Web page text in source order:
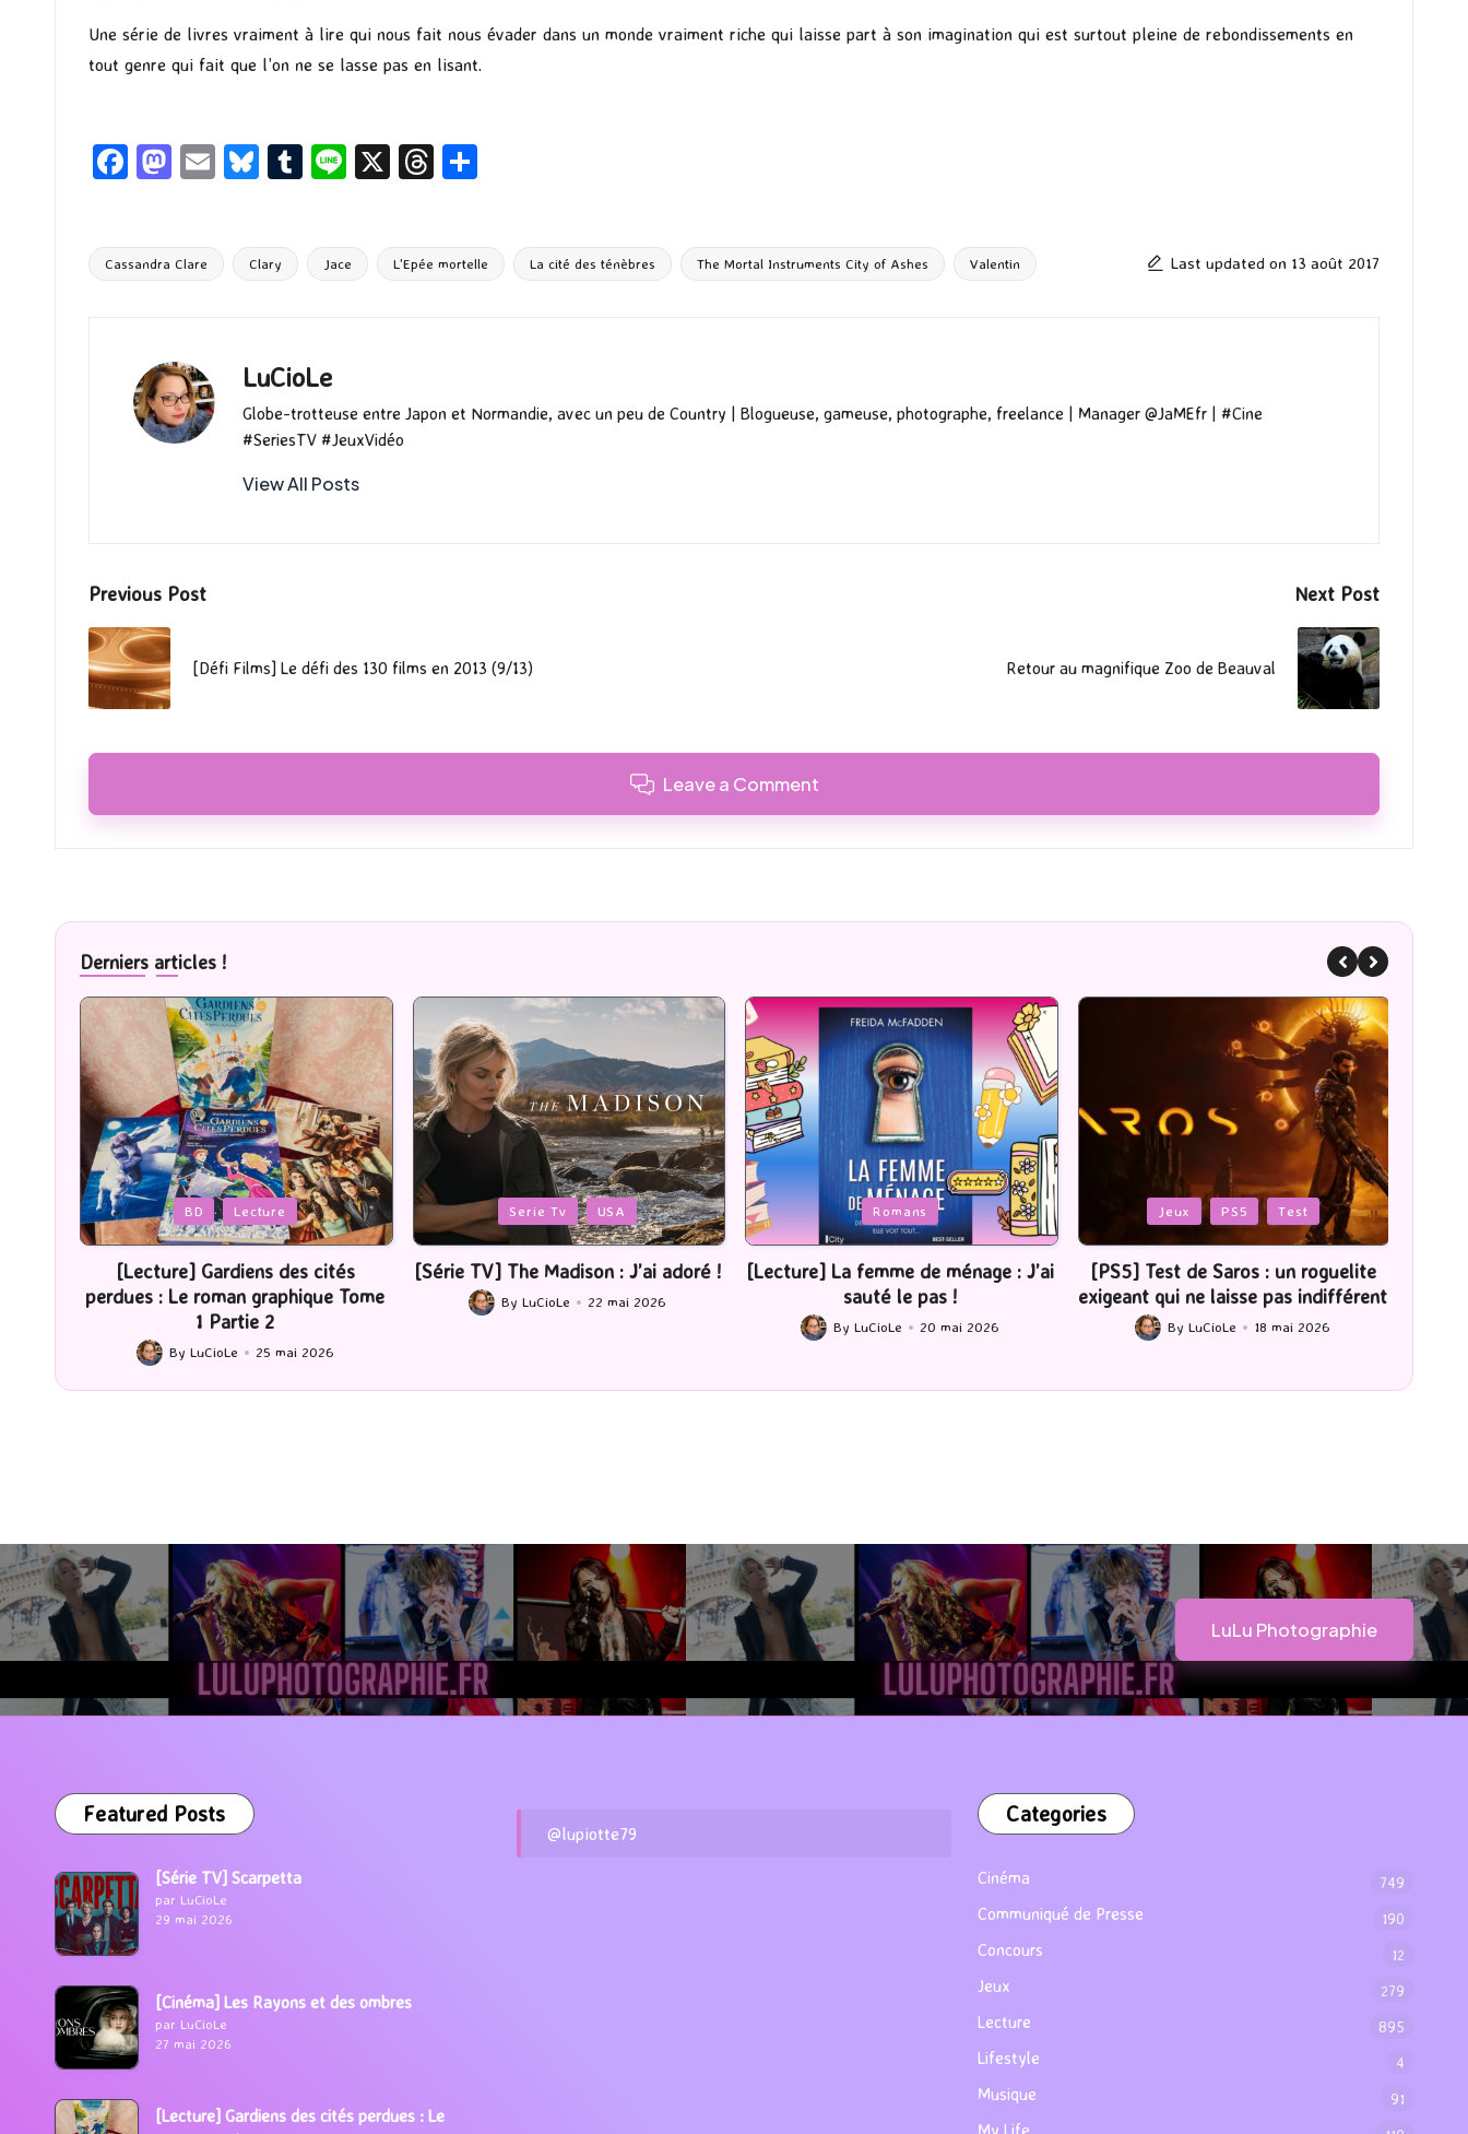
Une série de livres vraiment à lire qui nous fait nous évader dans un monde vraiment riche qui laisse part à son imagination qui est surtout pleine de rebondissements en
tout genre qui fait que l’on ne se lasse pas en lisant.
Fa
o
M
d
E
l
Bl
ky
T
bl
Li X
T
ds g
Tags:
Cassandra Clare Clary Jace L'Epée mortelle La cité des ténèbres The Mortal Instruments City of Ashes Valentin Last updated on 13 août 2017
LuCioLe
Globe-trotteuse entre Japon et Normandie, avec un peu de Country | Blogueuse, gameuse, photographe, freelance | Manager @JaMEfr | #Cine
#SeriesTV #JeuxVidéo
View All Posts
Post
navigation
Previous Post
[Défi Films] Le défi des 130 films en 2013 (9/13)
Next Post
Retour au magnifique Zoo de Beauval
Leave a Comment
Derniers articles !
Posted
in
BD Lecture
[Lecture] Gardiens des cités
perdues : Le roman graphique Tome
1 Partie 2
Posted
by
By LuCioLe 25 mai 2026
Posted
in
Serie Tv USA
[Série TV] The Madison : J’ai adoré !
Posted
ByLuCioLe 22 mai 2026
Posted
in
Romans
[Lecture] La femme de ménage : J’ai
sauté le pas !
Posted
ByLuCioLe 20 mai 2026
Jeux PS5 Test
[PS5] Test de Saros : un roguelite
exigeant qui ne laisse pas indifférent
Posted
ByLuCioLe 18 mai 2026
LuLu Photographie
Featured Posts
[Série TV] Scarpetta
par LuCioLe
29 mai 2026
[Cinéma] Les Rayons et des ombres
par LuCioLe
27 mai 2026
[Lecture] Gardiens des cités perdues : Le
@lupiotte79
Categories
Cinéma 749
Communiqué de Presse 190
Concours 12
Jeux 279
Lecture 895
Lifestyle 4
Musique 91